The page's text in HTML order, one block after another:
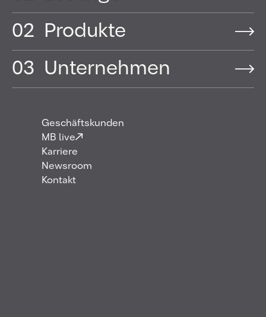
Geschäftskunden
MB live
Karriere
Newsroom
Kontakt
02
Produkte
03 Unternehmen
konkrete Einsatzbedingungen.
Mit MB Energy erhalten Sie passgenaue
Schmierstofflösungen, technische Beratung und
Typische Anwendungen
Technische Eigenschaften